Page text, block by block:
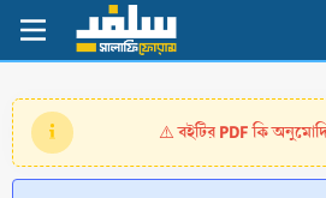
⚠️বইটির PDF কি